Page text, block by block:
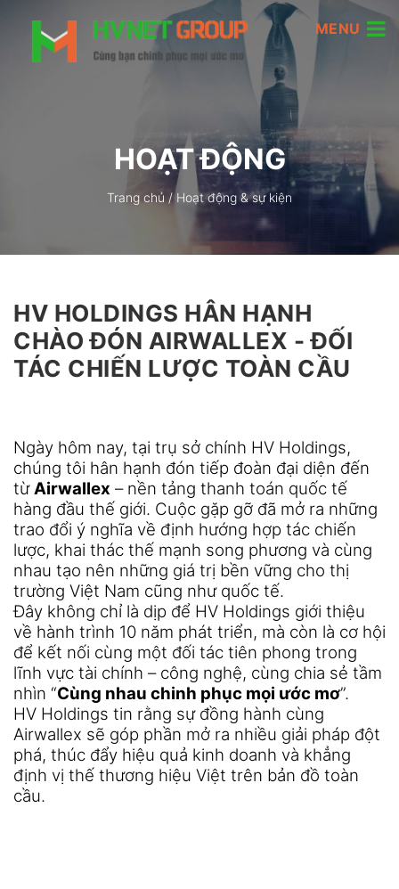
MENU
HOẠT ĐỘNG
Trang chủ / Hoạt động & sự kiện
HV HOLDINGS HÂN HẠNH
CHÀO ĐÓN AIRWALLEX - ĐỐI
TÁC CHIẾN LƯỢC TOÀN CẦU
Ngày hôm nay, tại trụ sở chính HV Holdings,
chúng tôi hân hạnh đón tiếp đoàn đại diện đến
từAirwallex – nền tảng thanh toán quốc tế
hàng đầu thế giới. Cuộc gặp gỡ đã mở ra những
trao đổi ý nghĩa về định hướng hợp tác chiến
lược, khai thác thế mạnh song phương và cùng
nhau tạo nên những giá trị bền vững cho thị
trường Việt Nam cũng như quốc tế.
Đây không chỉ là dịp để HV Holdings giới thiệu
về hành trình 10 năm phát triển, mà còn là cơ hội
để kết nối cùng một đối tác tiên phong trong
lĩnh vực tài chính – công nghệ, cùng chia sẻ tầm
nhìn “Cùng nhau chinh phục mọi ước mơ”.
HV Holdings tin rằng sự đồng hành cùng
Airwallex sẽ góp phần mở ra nhiều giải pháp đột
phá, thúc đẩy hiệu quả kinh doanh và khẳng
định vị thế thương hiệu Việt trên bản đồ toàn
cầu.